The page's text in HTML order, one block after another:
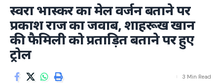
स्वरा भास्कर का मेल वर्जन बताने पर
प्रकाश राज का जवाब, शाहरूख खान
की फैमिली को प्रताड़ित बताने पर हुए
ट्रोल
3 Min Read